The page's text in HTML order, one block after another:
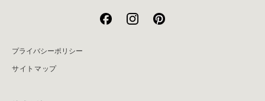
プライバシーポリシー
サイトマップ